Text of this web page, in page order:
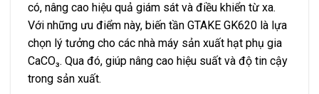
có, nâng cao hiệu quả giám sát và điều khiển từ xa.
Với những ưu điểm này, biến tần GTAKE GK620 là lựa
chọn lý tưởng cho các nhà máy sản xuất hạt phụ gia
CaCO₃. Qua đó, giúp nâng cao hiệu suất và độ tin cậy
trong sản xuất.